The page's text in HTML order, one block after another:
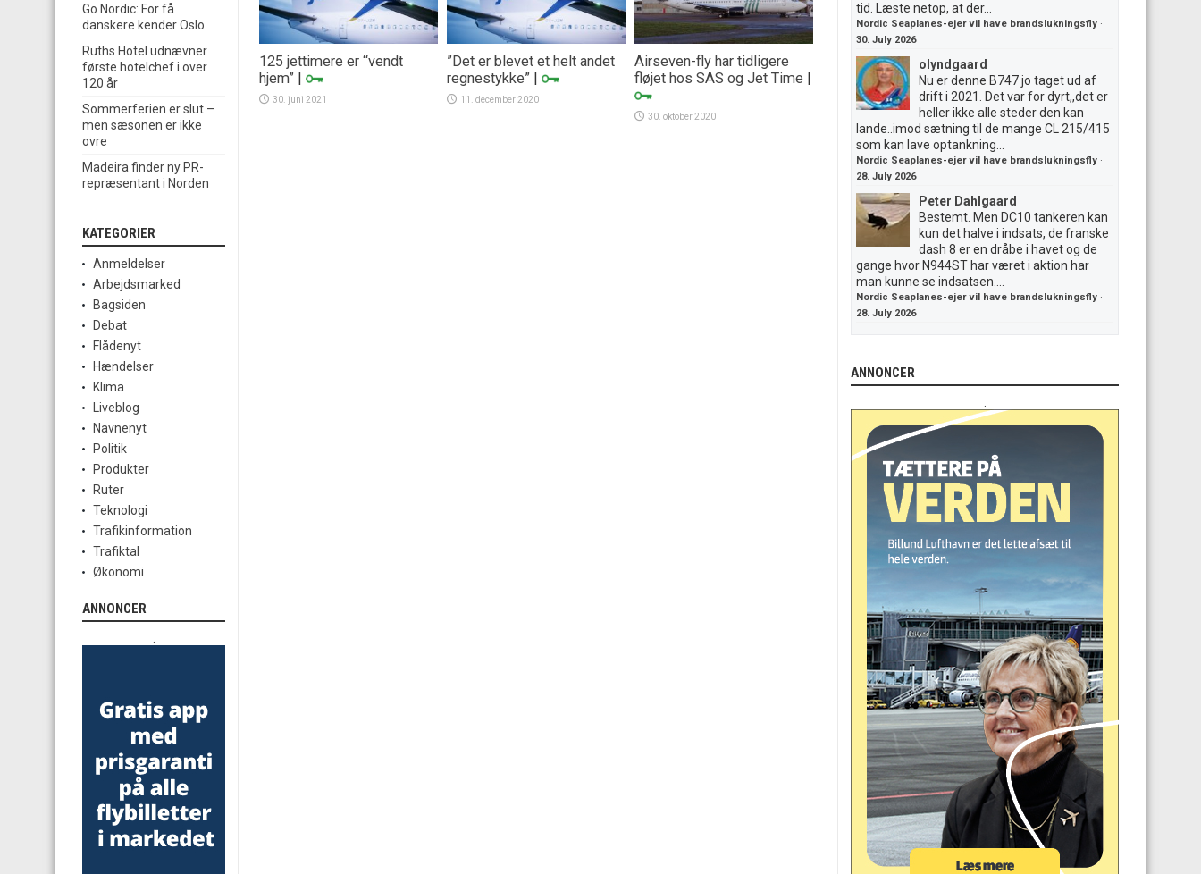
125 jettimere er “vendt
hjem” |
30. juni 2021
”Det er blevet et helt andet
regnestykke” |
11. december 2020
Airseven-fly har tidligere
fløjet hos SAS og Jet Time |
30. oktober 2020
Go Nordic: For få
danskere kender Oslo
Ruths Hotel udnævner
første hotelchef i over
120 år
Sommerferien er slut –
men sæsonen er ikke
ovre
Madeira finder ny PR-
repræsentant i Norden
KATEGORIER
Anmeldelser
Arbejdsmarked
Bagsiden
Debat
Flådenyt
Hændelser
Klima
Liveblog
Navnenyt
Politik
Produkter
Ruter
Teknologi
Trafikinformation
Trafiktal
Økonomi
ANNONCER
tid. Læste netop, at der...
Nordic Seaplanes-ejer vil have brandslukningsfly ·
30. July 2026
olyndgaard
Nu er denne B747 jo taget ud af
drift i 2021. Det var for dyrt,,det er
heller ikke alle steder den kan
lande..imod sætning til de mange CL 215/415
som kan lave optankning...
Nordic Seaplanes-ejer vil have brandslukningsfly ·
28. July 2026
Peter Dahlgaard
Bestemt. Men DC10 tankeren kan
kun det halve i indsats, de franske
dash 8 er en dråbe i havet og de
gange hvor N944ST har været i aktion har
man kunne se indsatsen....
Nordic Seaplanes-ejer vil have brandslukningsfly ·
28. July 2026
ANNONCER